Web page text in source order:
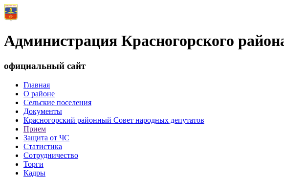
Администрация Красногорского
официальный сайт
Главная
О районе
Сельские поселения
Документы
Красногорский районный Совет народных депутатов
Прием
Защита от ЧС
Статистика
Сотрудничество
Торги
Кадры